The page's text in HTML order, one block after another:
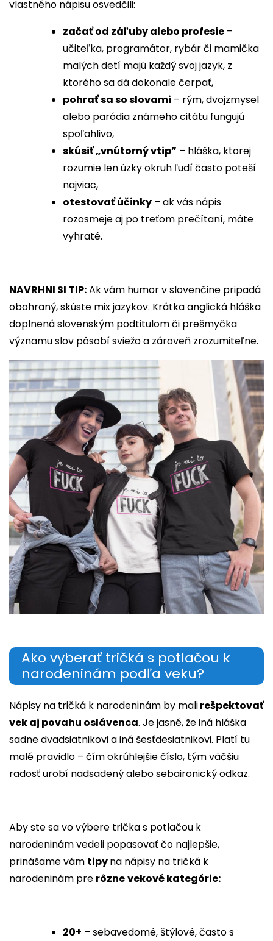
vlastného nápisu osvedčili:
začať od záľuby alebo profesie –
učiteľka, programátor, rybár či mamička
malých detí majú každý svoj jazyk, z
ktorého sa dá dokonale čerpať,
pohrať sa so slovami – rým, dvojzmysel
alebo paródia známeho citátu fungujú
spoľahlivo,
skúsiť „vnútorný vtip” – hláška, ktorej
rozumie len úzky okruh ľudí často poteší
najviac,
otestovať účinky – ak vás nápis
rozosmeje aj po treťom prečítaní, máte
vyhraté.
NAVRHNI SI TIP:Ak vám humor v slovenčine pripadá
obohraný, skúste mix jazykov. Krátka anglická hláška
doplnená slovenským podtitulom či prešmyčka
významu slov pôsobí sviežo a zároveň zrozumiteľne.
Ako vyberať tričká s potlačou k
narodeninám podľa veku?
Nápisy na tričká k narodeninám by malirešpektovať
vek aj povahu oslávenca. Je jasné, že iná hláška
sadne dvadsiatnikovi a iná šesťdesiatnikovi. Platí tu
malé pravidlo – čím okrúhlejšie číslo, tým väčšiu
radosť urobí nadsadený alebo sebaironický odkaz.
Aby ste sa vo výbere trička s potlačou k
narodeninám vedeli popasovať čo najlepšie,
prinášame vám tipyna nápisy na tričká k
narodeninám pre rôznevekové kategórie:
20+ – sebavedomé, štýlové, často s